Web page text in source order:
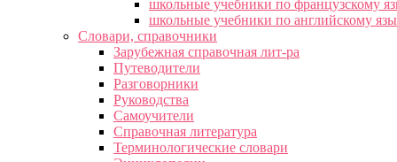
школьные учебники по французскому
школьные учебники по английскому
Словари, справочники
Зарубежная справочная лит-ра
Путеводители
Разговорники
Руководства
Самоучители
Справочная литература
Терминологические словари